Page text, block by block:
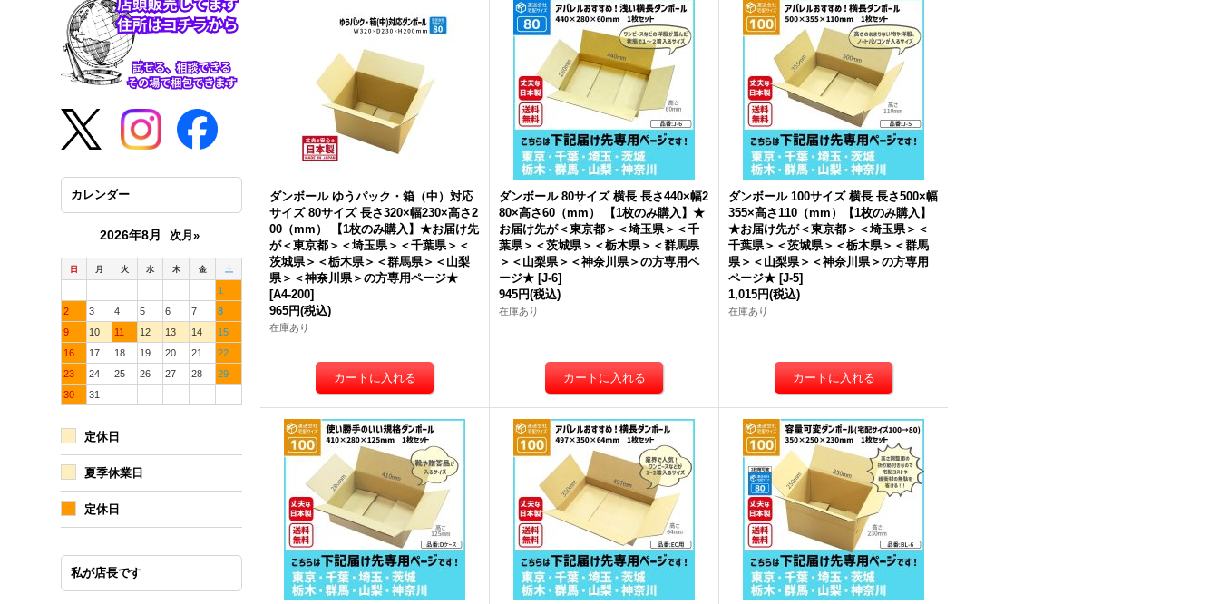
カレンダー
2026年8月 次月»
日 月 火 水 木 金 土
1
2
3 4 5 6 7
8
9
10 11 12 13 14
15
16
17 18 19 20 21
22
23
24 25 26 27 28
29
30
31
定休日
夏季休業日
定休日
私が店長です
ダンボール ゆうパック・箱（中）対応
サイズ 80サイズ 長さ320×幅230×高さ2
00（mm） 【1枚のみ購入】★お届け先
が＜東京都＞＜埼玉県＞＜千葉県＞＜
茨城県＞＜栃木県＞＜群馬県＞＜山梨
県＞＜神奈川県＞の方専用ページ★
[A4-200]
965円(税込)
在庫あり
ダンボール 80サイズ 横長 長さ440×幅2
80×高さ60（mm） 【1枚のみ購入】★
お届け先が＜東京都＞＜埼玉県＞＜千
葉県＞＜茨城県＞＜栃木県＞＜群馬県
＞＜山梨県＞＜神奈川県＞の方専用ペ
ージ★ [J-6]
945円(税込)
在庫あり
ダンボール 100サイズ 横長 長さ500×幅
355×高さ110（mm）【1枚のみ購入】
★お届け先が＜東京都＞＜埼玉県＞＜
千葉県＞＜茨城県＞＜栃木県＞＜群馬
県＞＜山梨県＞＜神奈川県＞の方専用
ページ★ [J-5]
1,015円(税込)
在庫あり